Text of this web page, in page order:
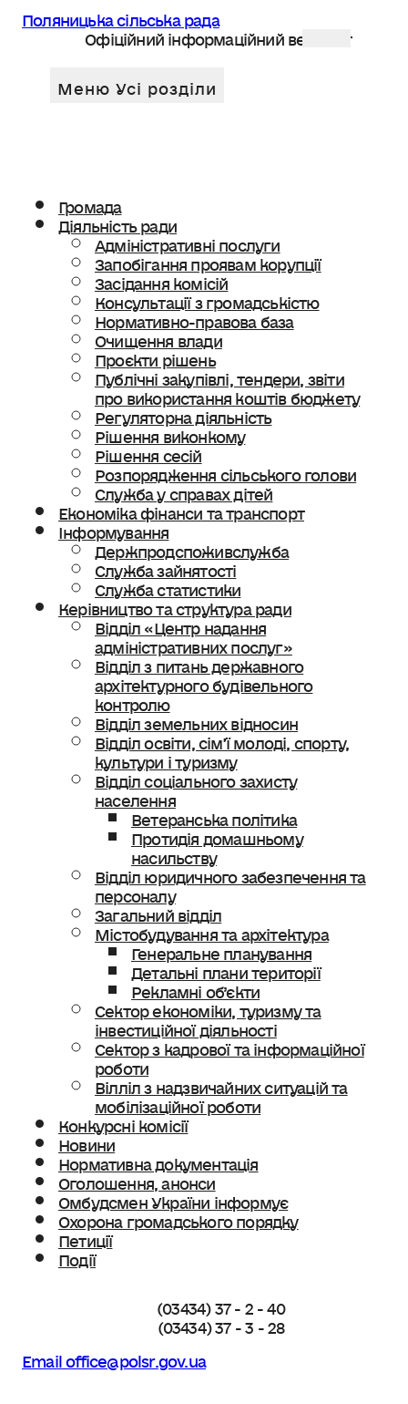
Поляницька сільська рада
Офіційний інформаційний веб сайт
Громада
Діяльність ради
Адміністративні послуги
Запобігання проявам корупції
Засідання комісій
Консультації з громадськістю
Нормативно-правова база
Очищення влади
Проєкти рішень
Публічні закупівлі, тендери, звіти
про використання коштів бюджету
Регуляторна діяльність
Рішення виконкому
Рішення сесій
Розпорядження сільського голови
Служба у справах дітей
Економіка фінанси та транспорт
Інформування
Держпродспоживслужба
Служба зайнятості
Служба статистики
Керівництво та структура ради
Відділ «Центр надання
адміністративних послуг»
Відділ з питань державного
архітектурного будівельного
контролю
Відділ земельних відносин
Відділ освіти, сімʼї молоді, спорту,
культури і туризму
Відділ соціального захисту
населення
Ветеранська політика
Протидія домашньому
насильству
Відділ юридичного забезпечення та
персоналу
Загальний відділ
Містобудування та архітектура
Генеральне планування
Детальні плани території
Рекламні об’єкти
Сектор економіки, туризму та
інвестиційної діяльності
Сектор з кадрової та інформаційної
роботи
Вілліл з надзвичайних ситуацій та
мобілізаційної роботи
Конкурсні комісії
Новини
Нормативна документація
Оголошення, анонси
Омбудсмен України інформує
Охорона громадського порядку
Петиції
Події
(03434) 37 - 2 - 40
(03434) 37 - 3 - 28
Email office@polsr.gov.ua